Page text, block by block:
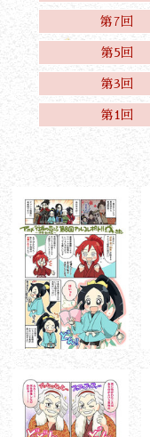
第7回
第5回
第3回
第1回